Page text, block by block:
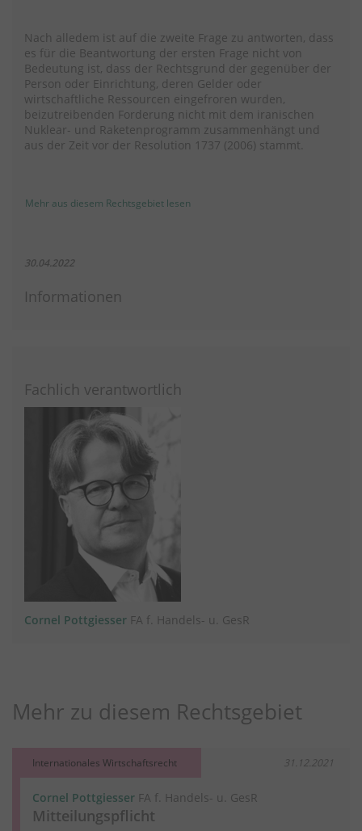
Nach alledem ist auf die zweite Frage zu antworten, dass
es für die Beantwortung der ersten Frage nicht von
Bedeutung ist, dass der Rechtsgrund der gegenüber der
Person oder Einrichtung, deren Gelder oder
wirtschaftliche Ressourcen eingefroren wurden,
beizutreibenden Forderung nicht mit dem iranischen
Nuklear- und Raketenprogramm zusammenhängt und
aus der Zeit vor der Resolution 1737 (2006) stammt.
Mehr aus diesem Rechtsgebiet lesen
30.04.2022
Informationen
Fachlich verantwortlich
Cornel Pottgiesser FA f. Handels- u. GesR
Mehr zu diesem Rechtsgebiet
Internationales Wirtschaftsrecht 31.12.2021
Cornel Pottgiesser FA f. Handels- u. GesR
Mitteilungspflicht